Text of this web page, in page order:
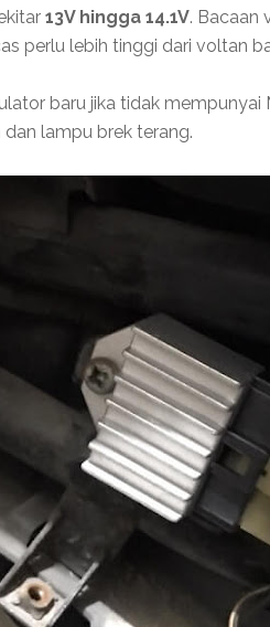
13V hingga 14.1V. Bacaan
perlu lebih tinggi dari voltan
baru jika tidak
lampu brek terang.